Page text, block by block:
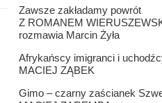
Zawsze zakładamy powrót
Z ROMANEM
rozmawia Marcin Żyła
Afrykańscy imigranci i
MACIEJ ZĄBEK
Gimo – czarny zaścianek